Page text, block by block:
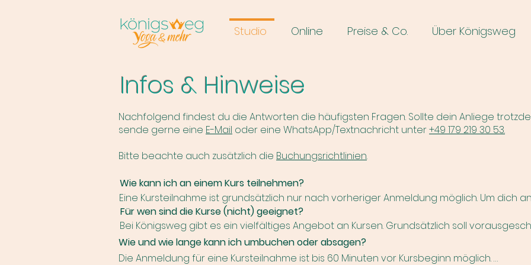
Studio Online Preise & Co. Über Königsweg
Infos & Hinweise
Nachfolgend findest du die Antworten die häufigsten Fragen. Sollte dein Anliege
sende gerne eine E-Mail oder eine WhatsApp/Textnachricht unter+49 179 219 30 53.
Bitte beachte auch zusätzlich die Buchungsrichtlinien.
Wie kann ich an einem Kurs teilnehmen?
Eine Kursteilnahme ist grundsätzlich nur nach vorheriger Anmeldung möglich. Um dich
Buchungskalender den gewünschten Kurs aus und folge dann den weiteren
Solltest du zum ersten Mal hier sein, wirst du gebeten, dich zu registrieren. Bei den
dann nur oben rechts in der Kopfzeile mit deiner E-Mail Adresse und deinem Passwort
Für wen sind die Kurse (nicht) geeignet?
Bei Königsweg gibt es ein vielfältiges Angebot an Kursen. Grundsätzlich soll
Pilates im Grundsatz für nahezu jeden Menschen eignen. Es ist nur sehr selten zu früh
beginnen. Im Kursplan findest du eine Level-Angabe. Diese gibt dir eine Indikation, wie
Wie und wie lange kann ich umbuchen oder absagen?
Die Anmeldung für eine Kursteilnahme ist bis 60 Minuten vor Kursbeginn möglich.